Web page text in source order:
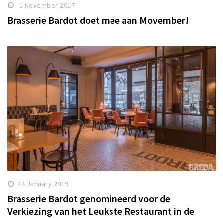
1 November 2017
Brasserie Bardot doet mee aan Movember!
24 January 2019
Brasserie Bardot genomineerd voor de
Verkiezing van het Leukste Restaurant in de